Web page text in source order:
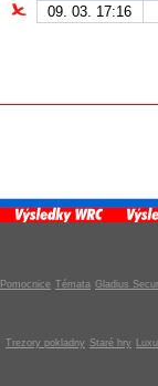
09. 03. 17:16
Pomocnice Témata Gladius
Trezory pokladny Staré hry